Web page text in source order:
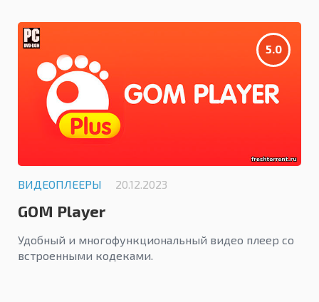
5.0
ВИДЕОПЛЕЕРЫ 20.12.2023
GOM Player
Удобный и многофункциональный видео плеер со
встроенными кодеками.